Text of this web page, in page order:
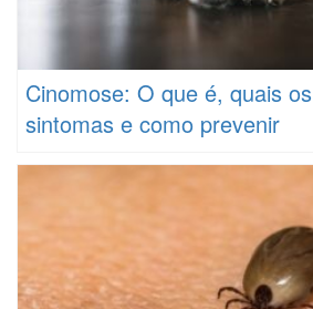
Cinomose: O que é, quais os
sintomas e como prevenir